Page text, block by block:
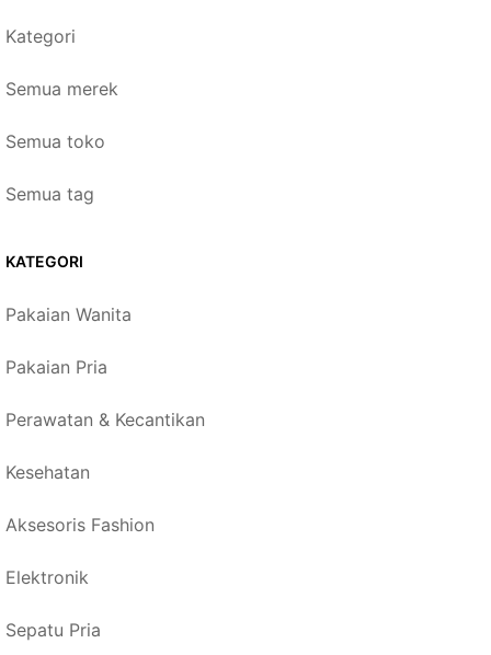
Kategori
Semua merek
Semua toko
Semua tag
KATEGORI
Pakaian Wanita
Pakaian Pria
Perawatan & Kecantikan
Kesehatan
Aksesoris Fashion
Elektronik
Sepatu Pria